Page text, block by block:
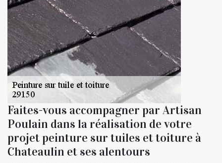
Faites-vous accompagner par Artisan
Poulain dans la réalisation de votre
projet peinture sur tuiles et toiture à
Chateaulin et ses alentours